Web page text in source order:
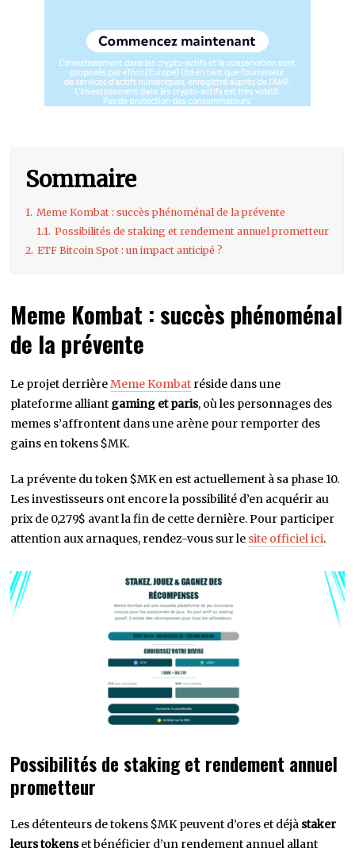
Sommaire
1. Meme Kombat : succès phénoménal de la prévente
1.1. Possibilités de staking et rendement annuel prometteur
2. ETF Bitcoin Spot : un impact anticipé ?
Meme Kombat : succès phénoménal
de la prévente
Le projet derrièreMeme Kombat réside dans une
plateforme alliant gaming et paris, où les personnages des
memes s’affrontent dans une arène pour remporter des
gains en tokens $MK.
La prévente du token $MK en est actuellement à sa phase 10.
Les investisseurs ont encore la possibilité d’en acquérir au
prix de 0,279$ avant la fin de cette dernière. Pour participer
attention aux arnaques, rendez-vous sur le site officiel ici.
Possibilités de staking et rendement annuel
prometteur
Les détenteurs de tokens $MK peuvent d’ores et déjà staker
leurs tokenset bénéficier d’un rendement annuel allant